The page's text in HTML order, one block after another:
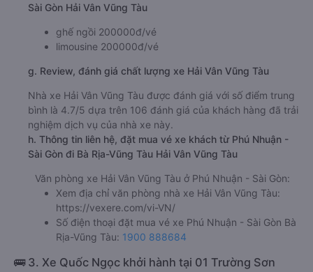
Sài Gòn Hải Vân Vũng Tàu
ghế ngồi 200000đ/vé
limousine 200000đ/vé
g. Review, đánh giá chất lượng xe Hải Vân Vũng Tàu
Nhà xe Hải Vân Vũng Tàu được đánh giá với số điểm trung
bình là 4.7/5 dựa trên 106 đánh giá của khách hàng đã trải
nghiệm dịch vụ của nhà xe này.
h. Thông tin liên hệ, đặt mua vé xe khách từ Phú Nhuận -
Sài Gòn đi Bà Rịa-Vũng Tàu Hải Vân Vũng Tàu
Văn phòng xe Hải Vân Vũng Tàu ở Phú Nhuận - Sài Gòn:
Xem địa chỉ văn phòng nhà xe Hải Vân Vũng Tàu:
https://vexere.com/vi-VN/
Số điện thoại đặt mua vé xe Phú Nhuận - Sài Gòn Bà
Rịa-Vũng Tàu: 1900 888684
🚌 3. Xe Quốc Ngọc khởi hành tại 01 Trường Sơn